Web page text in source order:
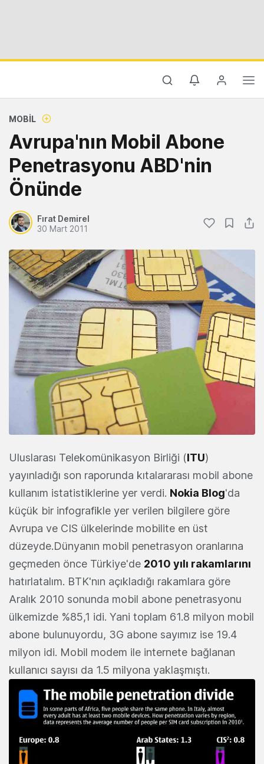
MOBIL
Avrupa'nın Mobil Abone
Penetrasyonu ABD'nin
Önünde
Fırat Demirel
30 Mart 2011
Uluslarası Telekomünikasyon Birliği (ITU)
yayınladığı son raporunda kıtalararası mobil abone
kullanım istatistiklerine yer verdi. Nokia Blog'da
küçük bir infografikle yer verilen bilgilere göre
Avrupa ve CIS ülkelerinde mobilite en üst
düzeyde.Dünyanın mobil penetrasyon oranlarına
geçmeden önce Türkiye'de 2010 yılı rakamlarını
hatırlatalım. BTK'nın açıkladığı rakamlara göre
Aralık 2010 sonunda mobil abone penetrasyonu
ülkemizde %85,1 idi. Yani toplam 61.8 milyon mobil
abone bulunuyordu, 3G abone sayımız ise 19.4
milyon idi. Mobil modem ile internete bağlanan
kullanıcı sayısı da 1.5 milyona yaklaşmıştı.